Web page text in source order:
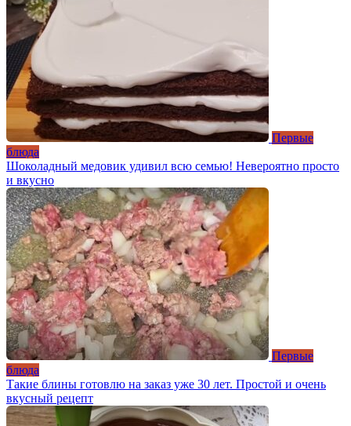
Первые
блюда
Шоколадный медовик удивил всю семью! Невероятно просто
и вкусно
Первые
блюда
Такие блины готовлю на заказ уже 30 лет. Простой и очень
вкусный рецепт